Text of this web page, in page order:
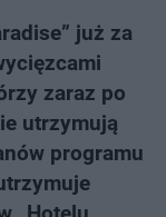
już za
zaraz po
utrzymują
programu